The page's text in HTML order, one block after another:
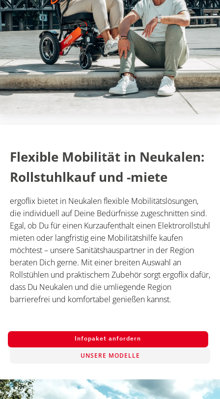
Flexible Mobilität in Neukalen:
Rollstuhlkauf und -miete
ergoflix bietet in Neukalen flexible Mobilitätslösungen,
die individuell auf Deine Bedürfnisse zugeschnitten sind.
Egal, ob Du für einen Kurzaufenthalt einen Elektrorollstuhl
mieten oder langfristig eine Mobilitätshilfe kaufen
möchtest – unsere Sanitätshauspartner in der Region
beraten Dich gerne. Mit einer breiten Auswahl an
Rollstühlen und praktischem Zubehör sorgt ergoflix dafür,
dass Du Neukalen und die umliegende Region
barrierefrei und komfortabel genießen kannst.
Infopaket anfordern
UNSERE MODELLE